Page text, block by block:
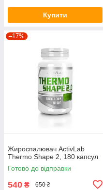
Купити
–17%
Жироспалювач ActivLab
Thermo Shape 2, 180 капсул
Готово до відправки
540 ₴ 650 ₴